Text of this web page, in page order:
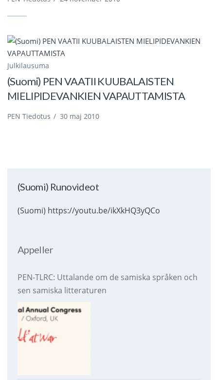
Julkilausuma
(Suomi) PEN VAATII KUUBALAISTEN
MIELIPIDEVANKIEN VAPAUTTAMISTA
PEN Tiedotus / 30 maj 2010
(Suomi) Runovideot
(Suomi) https://youtu.be/ikXkHQ3yQCo
Appeller
PEN-TLRC: Uttalande om de samiska språken och
sen samiska litteraturen